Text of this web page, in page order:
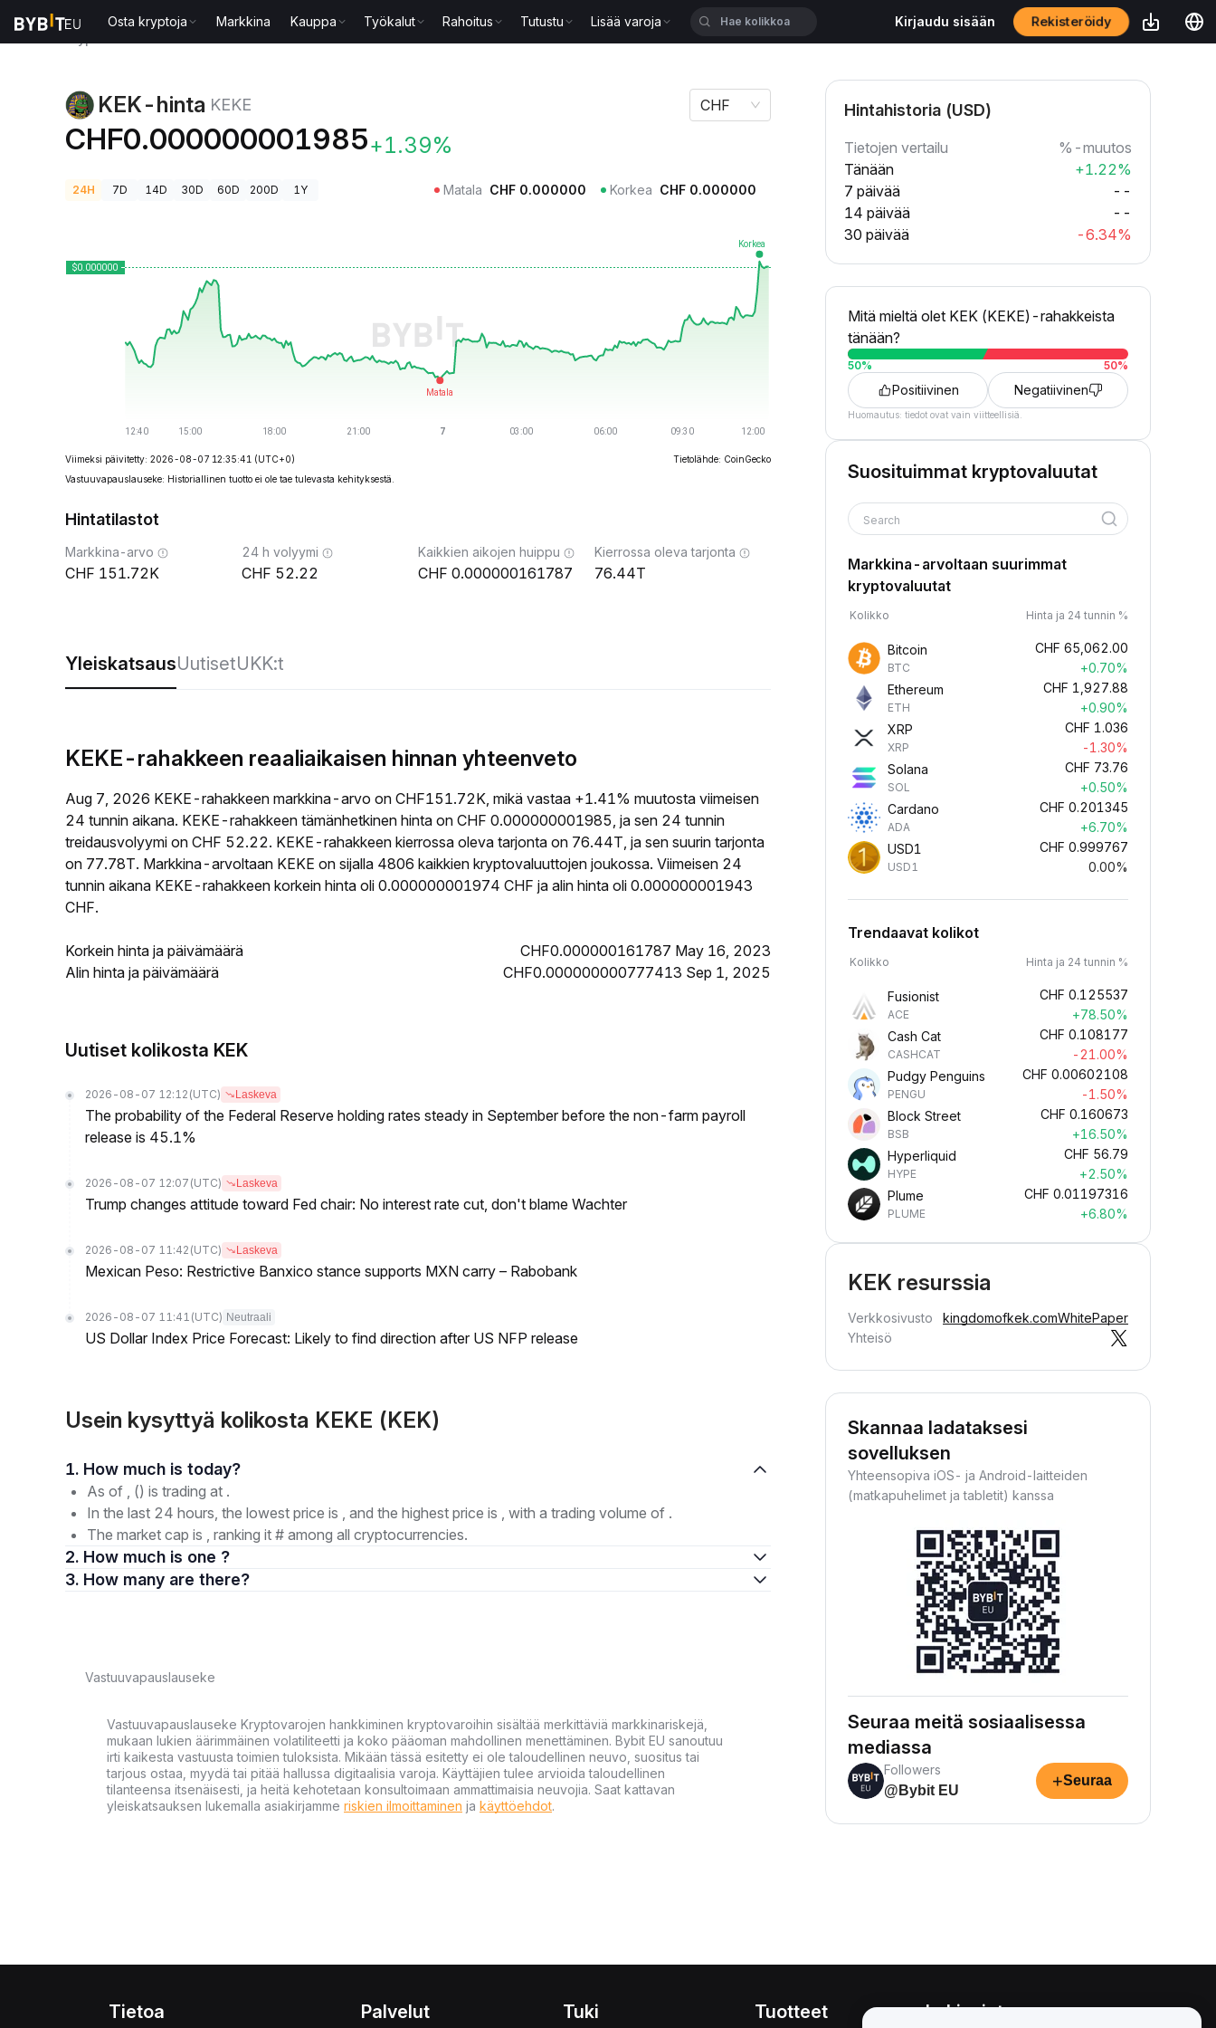
Osta kryptoja Markkina Kauppa Työkalut Rahoitus Tutustu Lisää varoja Kirjaudu sisään Rekisteröidy
KEK-hinta KEKE
CHF0.000000001985+1.39%
CHF
24H 7D 14D 30D 60D 200D 1Y Matala CHF 0.000000 Korkea CHF 0.000000
Viimeksi päivitetty: 2026-08-07 12:35:41 (UTC+0)
Tietolähde: CoinGecko
Vastuuvapauslauseke: Historiallinen tuotto ei ole tae tulevasta kehityksestä.
Hintatilastot
Markkina-arvo
151.72K
24 h volyymi
52.22
Kaikkien aikojen huippu
0.000000161787
Kierrossa oleva tarjonta
76.44T
YleiskatsausUutisetUKK:t
KEKE-rahakkeen reaaliaikaisen hinnan yhteenveto
Aug 7, 2026 KEKE-rahakkeen markkina-arvo on CHF151.72K, mikä vastaa +1.41% muutosta viimeisen
24 tunnin aikana. KEKE-rahakkeen tämänhetkinen hinta on CHF 0.000000001985, ja sen 24 tunnin
treidausvolyymi on CHF 52.22. KEKE-rahakkeen kierrossa oleva tarjonta on 76.44T, ja sen suurin tarjonta
on 77.78T. Markkina-arvoltaan KEKE on sijalla 4806 kaikkien kryptovaluuttojen joukossa. Viimeisen 24
tunnin aikana KEKE-rahakkeen korkein hinta oli 0.000000001974 CHF ja alin hinta oli 0.000000001943
CHF.
Korkein hinta ja päivämäärä
CHF0.000000161787 May 16, 2023
Alin hinta ja päivämäärä
CHF0.000000000777413 Sep 1, 2025
Uutiset kolikosta KEK
2026-08-07 12:12 (UTC) Laskeva
The probability of the Federal Reserve holding rates steady in September before the non-farm payroll
release is 45.1%
2026-08-07 12:07 (UTC) Laskeva
Trump changes attitude toward Fed chair: No interest rate cut, don't blame Wachter
2026-08-07 11:42 (UTC) Laskeva
Mexican Peso: Restrictive Banxico stance supports MXN carry – Rabobank
2026-08-07 11:41 (UTC) Neutraali
US Dollar Index Price Forecast: Likely to find direction after US NFP release
Usein kysyttyä kolikosta KEKE (KEK)
1. How much is today?
As of , () is trading at .
In the last 24 hours, the lowest price is , and the highest price is , with a trading volume of .
The market cap is , ranking it # among all cryptocurrencies.
2. How much is one ?
3. How many are there?
Vastuuvapauslauseke
Vastuuvapauslauseke Kryptovarojen hankkiminen kryptovaroihin sisältää merkittäviä markkinariskejä,
mukaan lukien äärimmäinen volatiliteetti ja koko pääoman mahdollinen menettäminen. Bybit EU sanoutuu
irti kaikesta vastuusta toimien tuloksista. Mikään tässä esitetty ei ole taloudellinen neuvo, suositus tai
tarjous ostaa, myydä tai pitää hallussa digitaalisia varoja. Käyttäjien tulee arvioida taloudellinen
tilanteensa itsenäisesti, ja heitä kehotetaan konsultoimaan ammattimaisia neuvojia. Saat kattavan
yleiskatsauksen lukemalla asiakirjamme riskien ilmoittaminen ja käyttöehdot.
Hintahistoria (USD)
Tietojen vertailu
%-muutos
Tänään
+1.22%
7 päivää
--
14 päivää
--
30 päivää
-6.34%
Mitä mieltä olet KEK (KEKE)-rahakkeista
tänään?
50% 50%
Positiivinen Negatiivinen
Huomautus: tiedot ovat vain viitteellisiä.
Suosituimmat kryptovaluutat
Search
Markkina-arvoltaan suurimmat
kryptovaluutat
Kolikko Hinta ja 24 tunnin %
Bitcoin
BTC
CHF 65,062.00
+0.70%
Ethereum
ETH
CHF 1,927.88
+0.90%
XRP
XRP
CHF 1.036
-1.30%
Solana
SOL
CHF 73.76
+0.50%
Cardano
ADA
CHF 0.201345
+6.70%
USD1
USD1
CHF 0.999767
0.00%
Trendaavat kolikot
Kolikko Hinta ja 24 tunnin %
Fusionist
ACE
CHF 0.125537
+78.50%
Cash Cat
CASHCAT
CHF 0.108177
-21.00%
Pudgy Penguins
PENGU
CHF 0.00602108
-1.50%
Block Street
BSB
CHF 0.160673
+16.50%
Hyperliquid
HYPE
CHF 56.79
+2.50%
Plume
PLUME
CHF 0.01197316
+6.80%
KEK resurssia
Verkkosivusto kingdomofkek.comWhitePaper
Yhteisö
Skannaa ladataksesi
sovelluksen
Yhteensopiva iOS- ja Android-laitteiden
(matkapuhelimet ja tabletit) kanssa
Seuraa meitä sosiaalisessa
mediassa
Followers
@Bybit EU
+Seuraa
Tietoa Palvelut Tuki Tuotteet Lakiasiat